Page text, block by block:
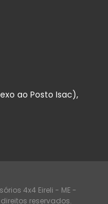
ao Posto Isac),
4x4 Eireli - ME -
direitos reservados.